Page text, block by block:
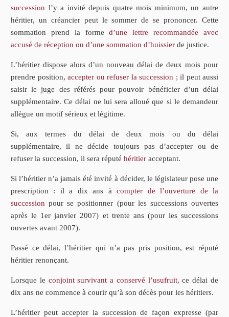
succession l’y a invité depuis quatre mois minimum, un autre
héritier, un créancier peut le sommer de se prononcer. Cette
sommation prend la formed’une lettre recommandée avec
accusé de réception ou d’une sommation d’huissier de justice.
L’héritier dispose alors d’un nouveau délai de deux mois pour
prendre position, accepter ou refuser la succession ; il peut aussi
saisir le juge des référés pour pouvoir bénéficier d’un délai
supplémentaire. Ce délai ne lui sera alloué que si le demandeur
allègue un motif sérieux et légitime.
Si, aux termes du délai de deux mois ou du délai
supplémentaire, il ne décide toujours pas d’accepter ou de
refuser la succession, il sera réputé héritier acceptant.
Si l’héritier n’a jamais été invité à décider, le législateur pose une
prescription : il a dix ans àcompter de l’ouverture de la
succession pour se positionner (pour les successions ouvertes
après le 1er janvier 2007) et trente ans (pour les successions
ouvertes avant 2007).
Passé ce délai, l’héritier qui n’a pas pris position, est réputé
héritier renonçant.
Lorsque le conjoint survivant a conservé l’usufruit, ce délai de
dix ans ne commence à courir qu’à son décès pour les héritiers.
L’héritier peut accepter la succession de façon expresse (par